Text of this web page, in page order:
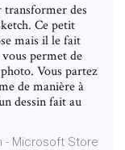
transformer des
Ce petit
mais il le fait
permet de
Vous partez
de manière à
dessin fait au
- Microsoft Store